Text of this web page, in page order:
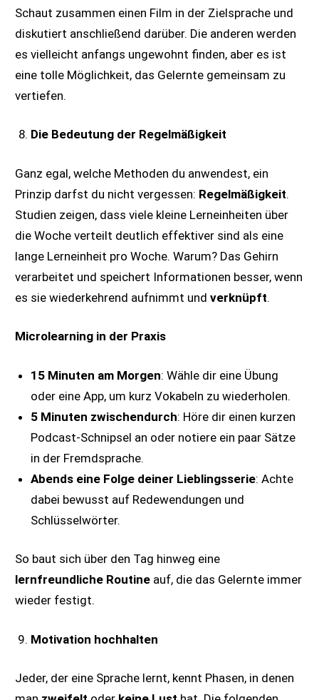
Schaut zusammen einen Film in der Zielsprache und
diskutiert anschließend darüber. Die anderen werden
es vielleicht anfangs ungewohnt finden, aber es ist
eine tolle Möglichkeit, das Gelernte gemeinsam zu
vertiefen.
Die Bedeutung der Regelmäßigkeit
Ganz egal, welche Methoden du anwendest, ein
Prinzip darfst du nicht vergessen: Regelmäßigkeit.
Studien zeigen, dass viele kleine Lerneinheiten über
die Woche verteilt deutlich effektiver sind als eine
lange Lerneinheit pro Woche. Warum? Das Gehirn
verarbeitet und speichert Informationen besser, wenn
es sie wiederkehrend aufnimmt undverknüpft.
Microlearning in der Praxis
15 Minuten am Morgen: Wähle dir eine Übung
oder eine App, um kurz Vokabeln zu wiederholen.
5 Minuten zwischendurch: Höre dir einen kurzen
Podcast-Schnipsel an oder notiere ein paar Sätze
in der Fremdsprache.
Abends eine Folge deiner Lieblingsserie: Achte
dabei bewusst auf Redewendungen und
Schlüsselwörter.
So baut sich über den Tag hinweg eine
lernfreundliche Routine auf, die das Gelernte immer
wieder festigt.
Motivation hochhalten
Jeder, der eine Sprache lernt, kennt Phasen, in denen